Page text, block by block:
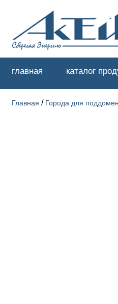
главная каталог
Главная / Города для